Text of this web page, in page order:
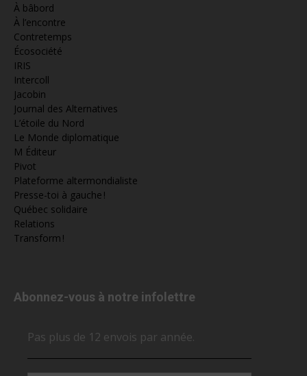
À bâbord
À l’encontre
Contretemps
Écosociété
IRIS
Intercoll
Jacobin
Journal des Alternatives
L’étoile du Nord
Le Monde diplomatique
M Éditeur
Pivot
Plateforme altermondialiste
Presse-toi à gauche !
Québec solidaire
Relations
Transform !
Abonnez-vous à notre infolettre
Pas plus de 12 envois par année.